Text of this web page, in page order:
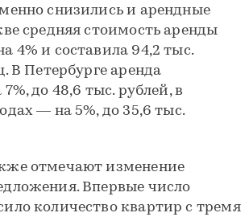
снизились и арендные
средняя стоимость аренды
4% и составила 94,2 тыс.
В Петербурге аренда
до 48,6 тыс. рублей, в
— на 5%, до 35,6 тыс.
отмечают изменение
Впервые число
количество квартир с тремя